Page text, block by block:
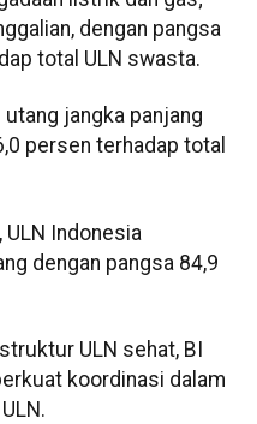
dengan pangsa
total ULN swasta.
jangka panjang
persen terhadap total
Indonesia
dengan pangsa 84,9
ULN sehat, BI
koordinasi dalam